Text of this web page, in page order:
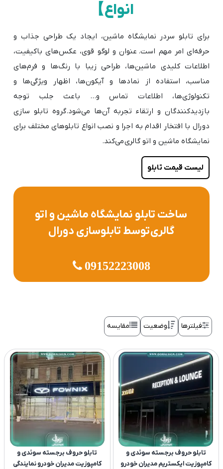
انواع】
برای تابلو سردر نمایشگاه ماشین، ایجاد یک طراحی جذاب و
حرفه‌ای امر مهم است. عنوان و لوگو قوی، عکس‌های باکیفیت،
اطلاعات کلیدی ماشین‌ها، طراحی زیبا با رنگ‌ها و فرم‌های
مناسب، استفاده از نمادها و آیکون‌ها، اظهار ویژگی‌ها و
تکنولوژی‌ها، اطلاعات تماس و... باعث جلب توجه
بازدیدکنندگان و ارتقاء تجربه آن‌ها می‌شود.گروه تابلو سازی
دورال با افتخار اقدام به اجرا و نصب انواع تابلوهای مختلف برای
نمایشگاه ماشین و اتو گالری می‌کند.
لیست قیمت تابلو
ساخت تابلو نمایشگاه ماشین و اتو
گالری توسط تابلوسازی دورال
09152223008
فیلترها وضعیت مقایسه
تابلو حروف برجسته سوئدی و
کامپوزیت ایکستریم مدیران خودرو
تابلو حروف برجسته سوئدی و
کامپوزیت مدیران خودرو نمایندگی